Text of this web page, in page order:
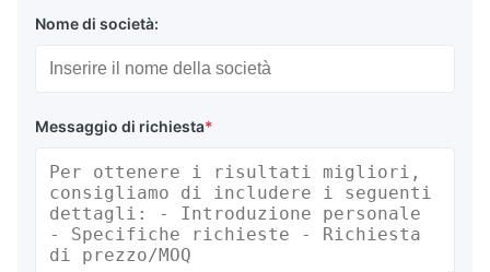
Nome di società:
Messaggio di richiesta*